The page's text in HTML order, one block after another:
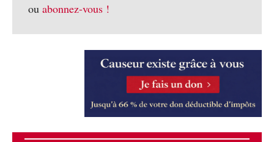
ou abonnez-vous !